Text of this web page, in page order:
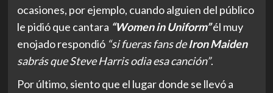
ocasiones, por ejemplo, cuando alguien del público
le pidió que cantara “Women in Uniform”él muy
enojado respondió“si fueras fans deIron Maiden
sabrás que Steve Harris odia esa canción”.
Por último, siento que el lugar donde se llevó a